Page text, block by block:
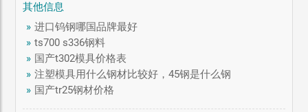
其他信息
» 进口钨钢哪国品牌最好
» ts700 s336钢料
» 国产t302模具价格表
» 注塑模具用什么钢材比较好，45钢是什么钢
» 国产tr25钢材价格